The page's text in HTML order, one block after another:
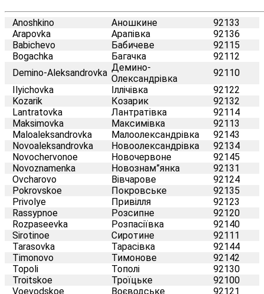
Anoshkino Аношкине
92133
Arapovka
Арапівка
92136
Babichevo
Бабичеве
92115
Bogachka
Багачка
92112
Demino-Aleksandrovka Демино-
Олександрівка
92110
Ilyichovka
Іллічівка
92122
Kozarik
Козарик
92132
Lantratovka
Лантратівка
92114
Maksimovka
Максимівка
92113
Maloaleksandrovka
Малоолександрівка
92143
Novoaleksandrovka
Новоолександрівка
92134
Novochervonoe
Новочервоне
92145
Novoznamenka
Новознам”янка
92131
Ovcharovo
Вівчарове
92124
Pokrovskoe
Покровське
92135
Privolye
Привілля
92123
Rassypnoe
Розсипне
92120
Rozpaseevka
Розпасіївка
92140
Sirotinoe
Сиротине
92111
Tarasovka
Тарасівка
92144
Timonovo
Тимонове
92142
Topoli
Тополі
92130
Troitskoe
Троїцьке
92100
Voevodskoe
Воєводське
92121